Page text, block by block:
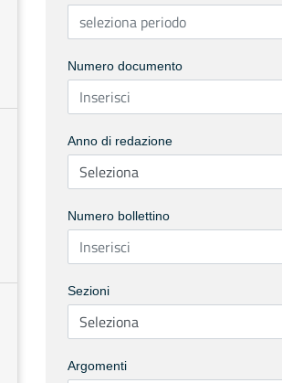
Numero documento
Anno di redazione
Numero bollettino
Sezioni
Argomenti